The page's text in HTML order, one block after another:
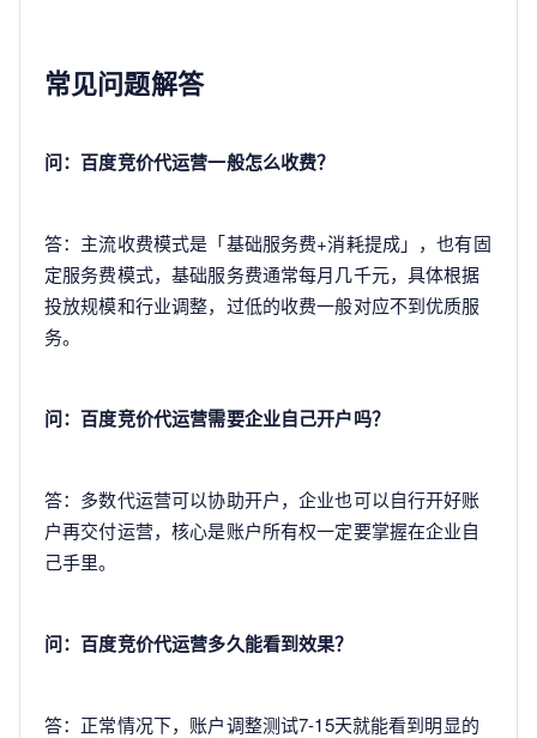
常见问题解答
问：百度竞价代运营一般怎么收费？
答：主流收费模式是「基础服务费+消耗提成」，也有固
定服务费模式，基础服务费通常每月几千元，具体根据
投放规模和行业调整，过低的收费一般对应不到优质服
务。
问：百度竞价代运营需要企业自己开户吗？
答：多数代运营可以协助开户，企业也可以自行开好账
户再交付运营，核心是账户所有权一定要掌握在企业自
己手里。
问：百度竞价代运营多久能看到效果？
答：正常情况下，账户调整测试7-15天就能看到明显的